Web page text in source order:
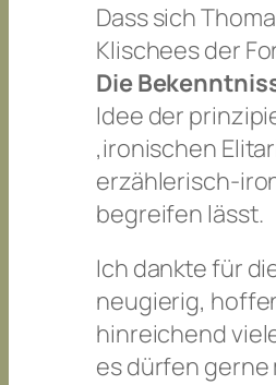
Dass sich
Klischees der
Die Bekennt
Idee der
‚ironischen
erzählerisch-
begreifen lässt.
Ich dankte für
neugierig,
hinreichend
es dürfen gerne